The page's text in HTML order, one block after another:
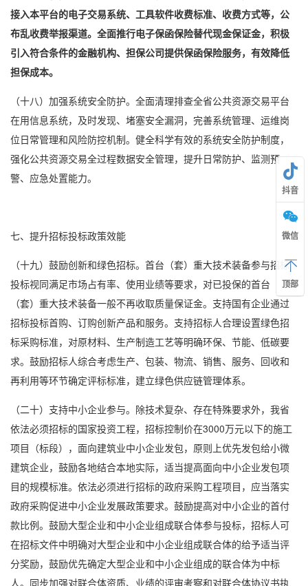
接入本平台的电子交易系统、工具软件收费标准、收费方式等，公
布乱收费举报渠道。全面推行电子保函保险替代现金保证金，积极
引入符合条件的金融机构、担保公司提供保函保险服务，有效降低
担保成本。
（十八）加强系统安全防护。全面清理排查全省公共资源交易平台
在用信息系统，及时发现、堵塞安全漏洞，完善系统管理、运维岗
位日常管理和风险防控机制。健全科学有效的系统安全防护制度，
强化公共资源交易全过程数据安全管理，提升日常防护、监测预
警、应急处置能力。
七、提升招标投标政策效能
（十九）鼓励创新和绿色招标。首台（套）重大技术装备参与招标
投标视同满足市场占有率、使用业绩等要求，对已投保的首台
（套）重大技术装备一般不再收取质量保证金。支持国有企业通过
招标投标首购、订购创新产品和服务。支持招标人合理设置绿色招
标采购标准，对原材料、生产制造工艺等明确环保、节能、低碳要
求。鼓励招标人综合考虑生产、包装、物流、销售、服务、回收和
再利用等环节确定评标标准，建立绿色供应链管理体系。
（二十）支持中小企业参与。除技术复杂、存在特殊要求外，我省
依法必须招标的国家投资工程，招标控制价在3000万元以下的施工
项目（标段），面向建筑业中小企业发包，原则上优先发包给小微
建筑企业，鼓励各地结合本地实际，适当提高面向中小企业发包项
目的规模标准。依法必须进行招标的政府采购工程项目，应当落实
政府采购促进中小企业发展政策要求。鼓励提高对中小企业的首付
款比例。鼓励大型企业和中小企业组成联合体参与投标，招标人可
在招标文件中明确对大型企业和中小企业组成联合体的给予适当评
分奖励，鼓励优先确定大型企业和中小企业组成的联合体为中标
人。同步加强对联合体资质、业绩的评审考察和对联合体协议书执
抖音
微信
顶部